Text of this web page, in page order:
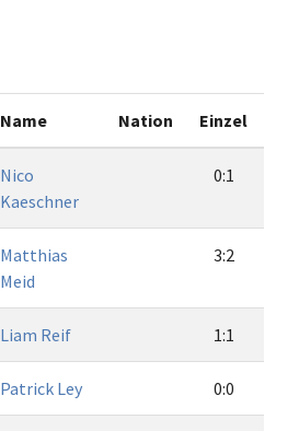
Name Nation Einzel
Nico
Kaeschner
0:1
Matthias
Meid
3:2
Liam Reif 1:1
Patrick Ley 0:0